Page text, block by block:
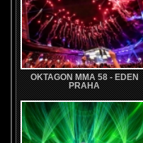
OKTAGON MMA 58 - EDEN
PRAHA